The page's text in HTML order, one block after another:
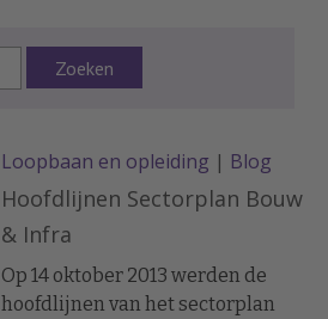
Zoeken
Loopbaan en opleiding | Blog
Hoofdlijnen Sectorplan Bouw
& Infra
Op 14 oktober 2013 werden de
hoofdlijnen van het sectorplan